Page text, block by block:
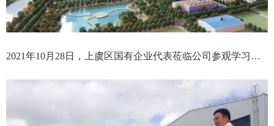
2021年10月28日，上虞区国有企业代表莅临公司参观学习公司党建工作开展情况